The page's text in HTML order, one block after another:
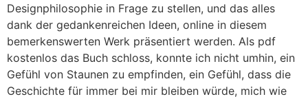
Designphilosophie in Frage zu stellen, und das alles
dank der gedankenreichen Ideen, online in diesem
bemerkenswerten Werk präsentiert werden. Als pdf
kostenlos das Buch schloss, konnte ich nicht umhin, ein
Gefühl von Staunen zu empfinden, ein Gefühl, dass die
Geschichte für immer bei mir bleiben würde, mich wie